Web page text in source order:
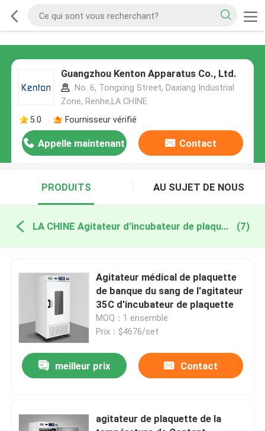
Guangzhou Kenton Apparatus Co., Ltd.
No. 6, Tongxing Street, Daxiang Industrial
Zone, Renhe,LA CHINE
5.0
Fournisseur vérifié
Appelle maintenant Contact
PRODUITS AU SUJET DE NOUS
LA CHINE Agitateur d'incubateur de plaquettes (7)
Agitateur médical de plaquette
de banque du sang de l'agitateur
35C d'incubateur de plaquette
MOQ：1 ensemble
Prix：$4676/set
meilleur prix Contact
agitateur de plaquette de la